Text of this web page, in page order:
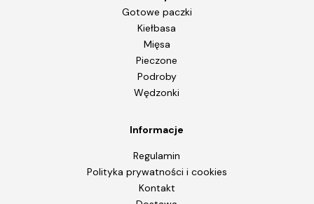
Gotowe paczki
Kiełbasa
Mięsa
Pieczone
Podroby
Wędzonki
Informacje
Regulamin
Polityka prywatności i cookies
Kontakt